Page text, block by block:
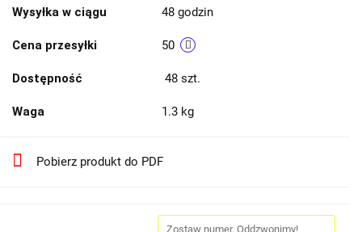
Wysyłka w ciągu 48 godzin
Cena przesyłki 50
Dostępność 48 szt.
Waga 1.3 kg
Pobierz produkt do PDF